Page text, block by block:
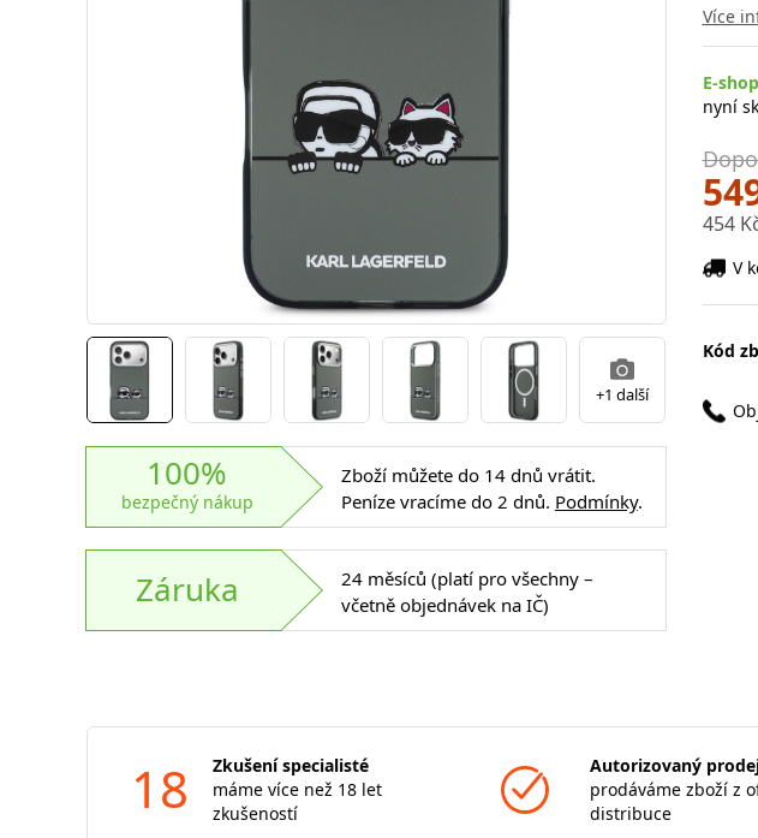
+1 další
100%
bezpečný nákup
Zboží můžete do 14 dnů vrátit.
Peníze vracíme do 2 dnů. Podmínky.
Záruka
24 měsíců (platí pro všechny –
včetně objednávek na IČ)
Více
E-
nyní
454
V
Kód
18
Zkušení specialisté
máme více než 18 let
zkušeností
Autorizovaný
prodáváme zboží z
distribuce